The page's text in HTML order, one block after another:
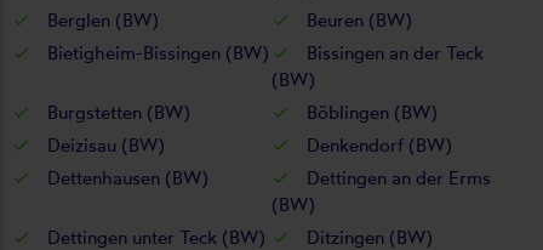
Berglen (BW)
Beuren (BW)
Bietigheim-Bissingen (BW)
Bissingen an der Teck
(BW)
Burgstetten (BW)
Böblingen (BW)
Deizisau (BW)
Denkendorf (BW)
Dettenhausen (BW)
Dettingen an der Erms
(BW)
Dettingen unter Teck (BW)
Ditzingen (BW)